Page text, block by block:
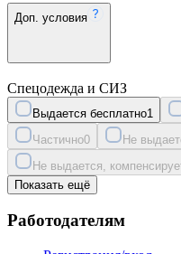
Доп. условия
Спецодежда и СИЗ
Выдается бесплатно1
Частично0 Не
Не выдается,
Показать ещё
Работодателям